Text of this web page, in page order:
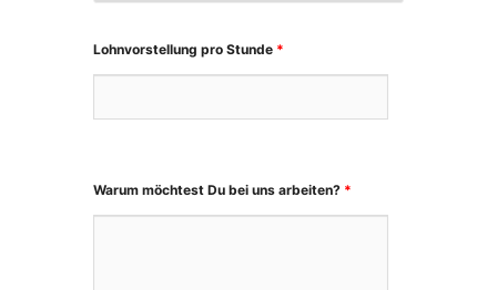
Lohnvorstellung pro Stunde *
Warum möchtest Du bei uns arbeiten? *